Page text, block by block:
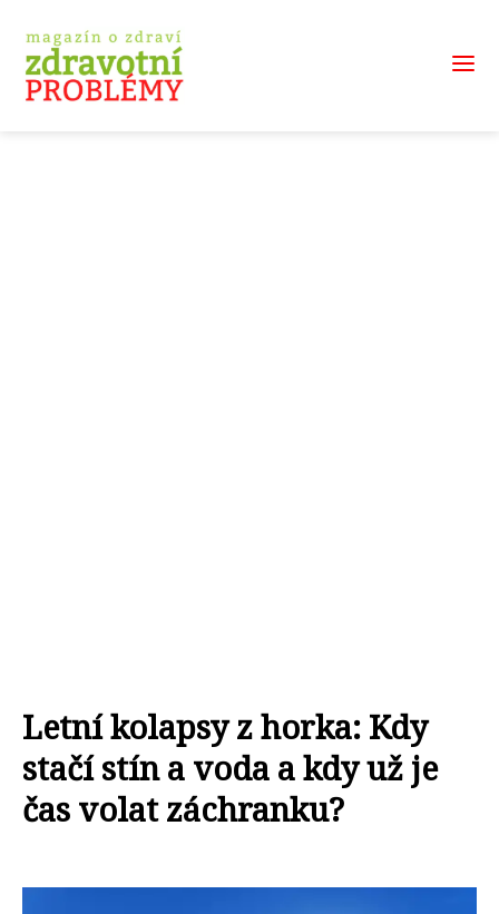
Letní kolapsy z horka: Kdy
stačí stín a voda a kdy už je
čas volat záchranku?